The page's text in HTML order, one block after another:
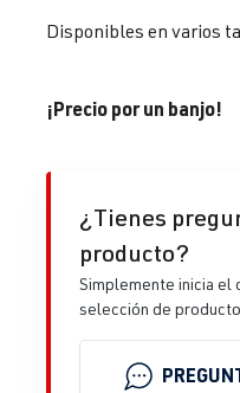
Disponibles en varios
¡Precio por un banjo!
¿Tienes
producto?
Simplemente inicia el
selección de